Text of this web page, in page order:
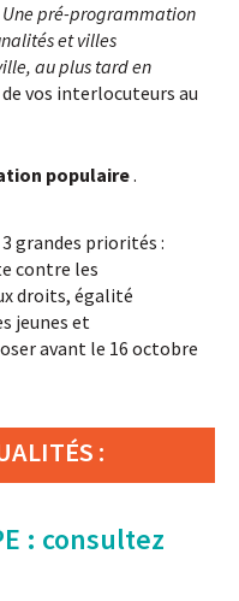
Une pré-programmation
et villes
au plus tard en
vos interlocuteurs au
populaire.
grandes priorités :
contre les
droits, égalité
jeunes et
avant le 16 octobre
:
: consultez